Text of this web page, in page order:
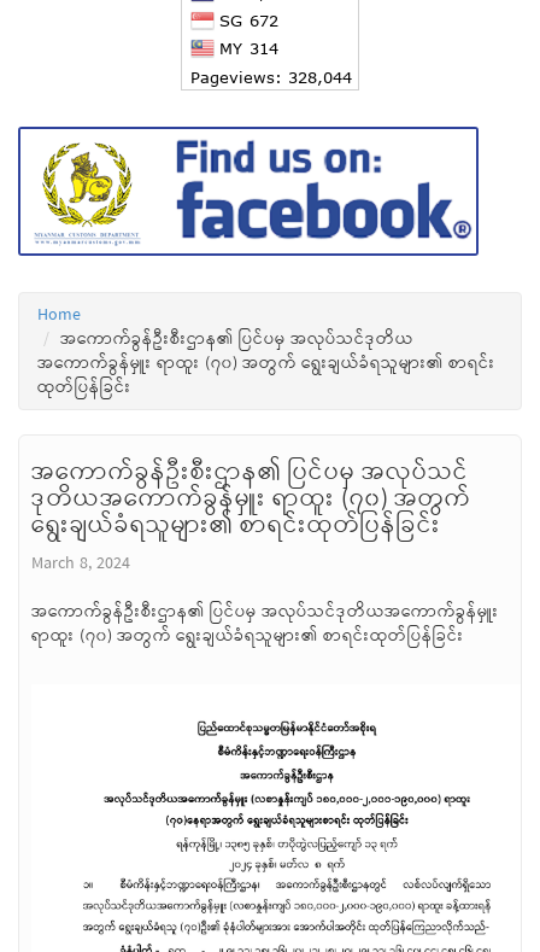
Home
အကောက်ခွန်ဦးစီးဌာန၏ ပြင်ပမှ အလုပ်သင်ဒုတိယ
အကောက်ခွန်မှူး ရာထူး (၇၀) အတွက် ရွေးချယ်ခံရသူများ၏ စာရင်း
ထုတ်ပြန်ခြင်း
အကောက်ခွန်ဦးစီးဌာန၏ ပြင်ပမှ အလုပ်သင်
ဒုတိယအကောက်ခွန်မှူး ရာထူး (၇၀) အတွက်
ရွေးချယ်ခံရသူများ၏ စာရင်းထုတ်ပြန်ခြင်း
March 8, 2024
အကောက်ခွန်ဦးစီးဌာန၏ ပြင်ပမှ အလုပ်သင်ဒုတိယအကောက်ခွန်မှူး
ရာထူး (၇၀) အတွက် ရွေးချယ်ခံရသူများ၏ စာရင်းထုတ်ပြန်ခြင်း